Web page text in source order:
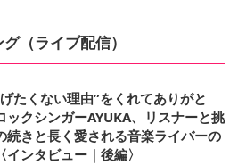
（ライブ配信）
げたくない理由”をくれてありがと
ックシンガーAYUKA、リスナーと挑
続きと長く愛される音楽ライバーの
インタビュー｜後編〉